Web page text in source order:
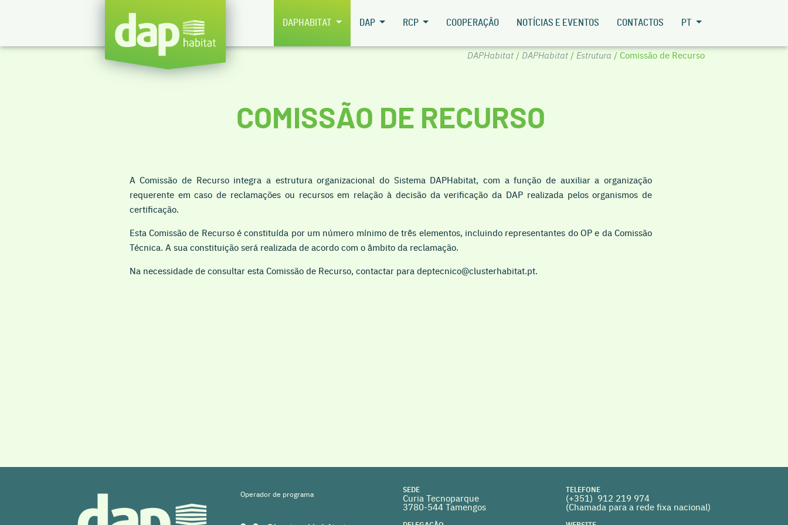
DAPHABITAT DAP RCP COOPERAÇÃO NOTÍCIAS E EVENTOS CONTACTOS PT
DAPHabitat/ DAPHabitat/ Estrutura / Comissão de Recurso
COMISSÃO DE RECURSO
A Comissão de Recurso integra a estrutura organizacional do Sistema DAPHabitat, com a função de auxiliar a organização
requerente em caso de reclamações ou recursos em relação à decisão da verificação da DAP realizada pelos organismos de
certificação.
Esta Comissão de Recurso é constituída por um número mínimo de três elementos, incluindo representantes do OP e da Comissão
Técnica. A sua constituição será realizada de acordo com o âmbito da reclamação.
Na necessidade de consultar esta Comissão de Recurso, contactar para deptecnico@clusterhabitat.pt.
Operador de programa SEDE
Curia Tecnoparque
3780-544 Tamengos
TELEFONE
(+351) 912 219 974
(Chamada para a rede fixa nacional)